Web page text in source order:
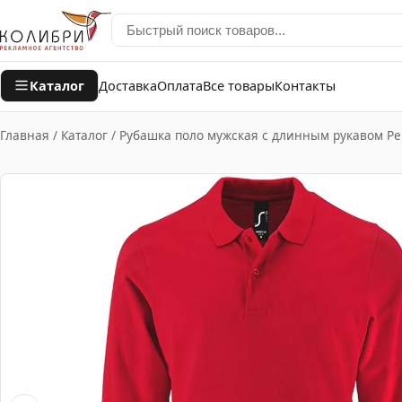
Каталог ДоставкаОплатаВсе товарыКонтакты
Главная / Каталог / Рубашка поло мужская с длинным рукавом